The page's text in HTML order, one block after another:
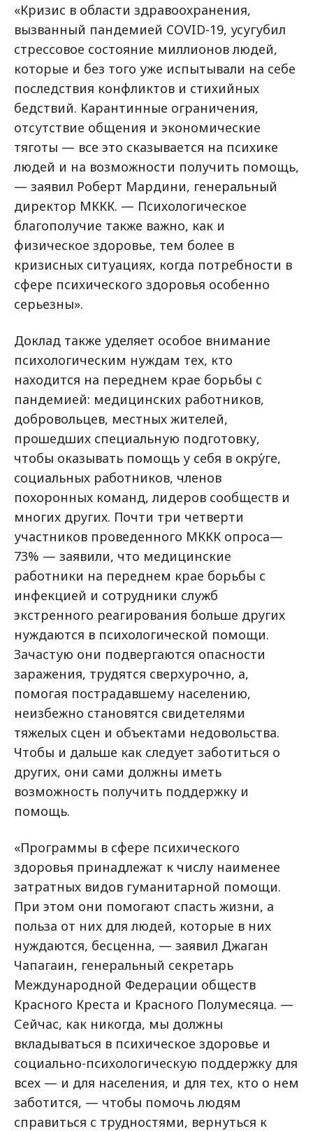
«Кризис в области здравоохранения,
вызванный пандемией COVID-19, усугубил
стрессовое состояние миллионов людей,
которые и без того уже испытывали на себе
последствия конфликтов и стихийных
бедствий. Карантинные ограничения,
отсутствие общения и экономические
тяготы — все это сказывается на психике
людей и на возможности получить помощь,
— заявил Роберт Мардини, генеральный
директор МККК. — Психологическое
благополучие также важно, как и
физическое здоровье, тем более в
кризисных ситуациях, когда потребности в
сфере психического здоровья особенно
серьезны».
Доклад также уделяет особое внимание
психологическим нуждам тех, кто
находится на переднем крае борьбы с
пандемией: медицинских работников,
добровольцев, местных жителей,
прошедших специальную подготовку,
чтобы оказывать помощь у себя в окру́ге,
социальных работников, членов
похоронных команд, лидеров сообществ и
многих других. Почти три четверти
участников проведенного МККК опроса—
73% — заявили, что медицинские
работники на переднем крае борьбы с
инфекцией и сотрудники служб
экстренного реагирования больше других
нуждаются в психологической помощи.
Зачастую они подвергаются опасности
заражения, трудятся сверхурочно, а,
помогая пострадавшему населению,
неизбежно становятся свидетелями
тяжелых сцен и объектами недовольства.
Чтобы и дальше как следует заботиться о
других, они сами должны иметь
возможность получить поддержку и
помощь.
«Программы в сфере психического
здоровья принадлежат к числу наименее
затратных видов гуманитарной помощи.
При этом они помогают спасть жизни, а
польза от них для людей, которые в них
нуждаются, бесценна, — заявил Джаган
Чапагаин, генеральный секретарь
Международной Федерации обществ
Красного Креста и Красного Полумесяца. —
Сейчас, как никогда, мы должны
вкладываться в психическое здоровье и
социально-психологическую поддержку для
всех — и для населения, и для тех, кто о нем
заботится, — чтобы помочь людям
справиться с трудностями, вернуться к